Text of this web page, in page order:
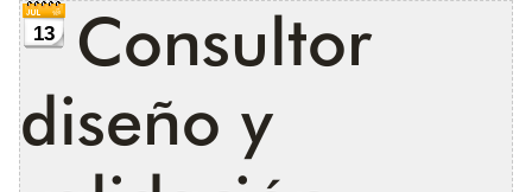
13
Consultor
diseño y